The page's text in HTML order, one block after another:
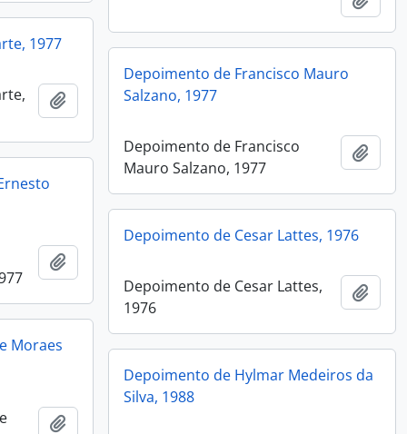
1977
Add to clipboard
Depoimento de Francisco Mauro
Salzano, 1977
Depoimento de Francisco
Mauro Salzano, 1977
Add
Add to clipboard
Depoimento de Cesar Lattes, 1976
Depoimento de Cesar Lattes,
1976
Add
Moraes
Add to clipboard
Depoimento de Hylmar Medeiros da
Silva, 1988